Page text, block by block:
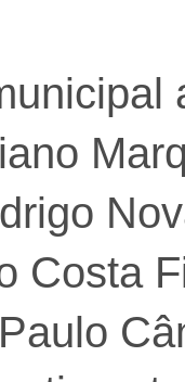
Costa